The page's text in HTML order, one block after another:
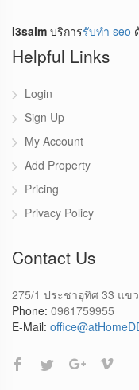
I3saim บริการรับทำ seo
Helpful Links
Login
Sign Up
My Account
Add Property
Pricing
Privacy Policy
Contact Us
275/1 ประชาอุทิศ 33 แข
Phone: 0961759955
E-Mail: